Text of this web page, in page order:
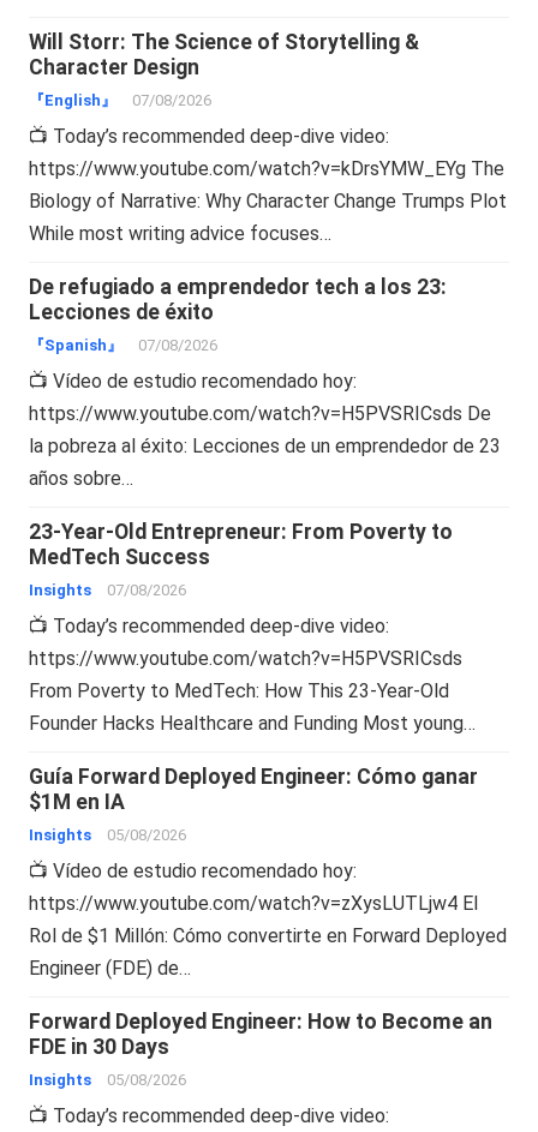
Will Storr: The Science of Storytelling &
Character Design
『English』 07/08/2026
📺 Today’s recommended deep-dive video:
https://www.youtube.com/watch?v=kDrsYMW_EYg The
Biology of Narrative: Why Character Change Trumps Plot
While most writing advice focuses…
De refugiado a emprendedor tech a los 23:
Lecciones de éxito
『Spanish』 07/08/2026
📺 Vídeo de estudio recomendado hoy:
https://www.youtube.com/watch?v=H5PVSRICsds De
la pobreza al éxito: Lecciones de un emprendedor de 23
años sobre…
23-Year-Old Entrepreneur: From Poverty to
MedTech Success
Insights 07/08/2026
📺 Today’s recommended deep-dive video:
https://www.youtube.com/watch?v=H5PVSRICsds
From Poverty to MedTech: How This 23-Year-Old
Founder Hacks Healthcare and Funding Most young…
Guía Forward Deployed Engineer: Cómo ganar
$1M en IA
Insights 05/08/2026
📺 Vídeo de estudio recomendado hoy:
https://www.youtube.com/watch?v=zXysLUTLjw4 El
Rol de $1 Millón: Cómo convertirte en Forward Deployed
Engineer (FDE) de…
Forward Deployed Engineer: How to Become an
FDE in 30 Days
Insights 05/08/2026
📺 Today’s recommended deep-dive video: